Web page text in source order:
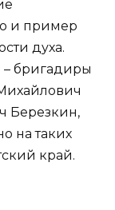
и пример
духа.
бригадиры
Березкин,
на таких
край.